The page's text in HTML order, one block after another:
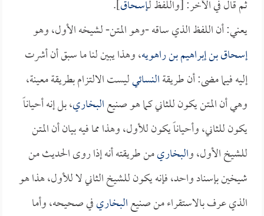
ثم قال في الآخر: [واللفظ لـإسحاق].
يعني: أن اللفظ الذي ساقه -وهو المتن- لشيخه الأول، وهو
إسحاق بن إبراهيم بن راهويه، وهذا يبين لنا ما سبق أن أشرت
إليه فيما مضى: أن طريقةالنسائيليست الالتزام بطريقة معينة،
وهي أن المتن يكون للثاني كما هو صنيعالبخاري، بل إنه أحياناً
يكون للثاني، وأحياناً يكون للأول، وهذا مما فيه بيان أن المتن
للشيخ الأول، والبخاريمن طريقته أنه إذا روى الحديث من
شيخين بإسناد واحد، فإنه يكون للشيخ الثاني لا للأول، هذا هو
الذي عرف بالاستقراء من صنيعالبخاريفي صحيحه، وأما